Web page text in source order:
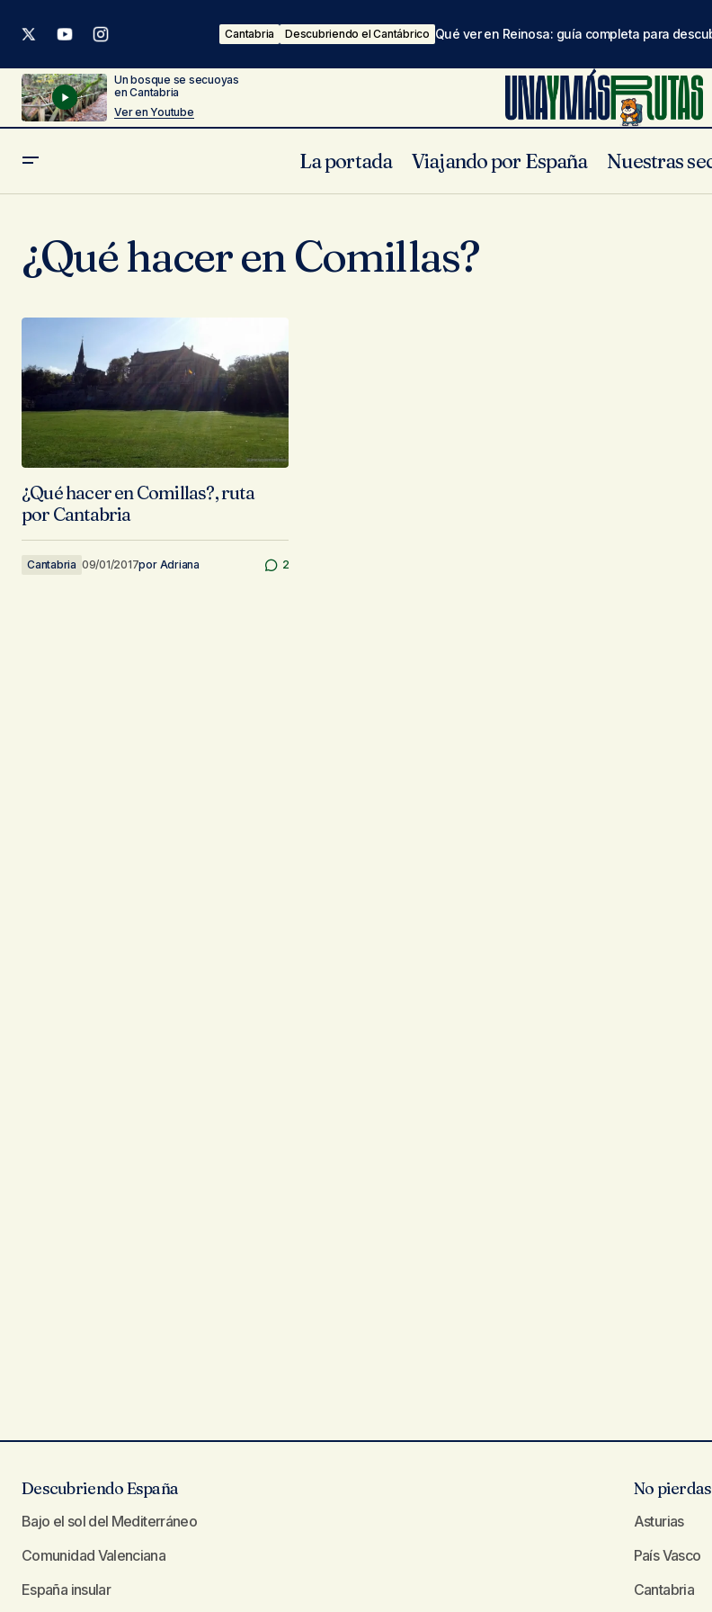
Cantabria Descubriendo el Cantábrico Qué ver en Reinosa: guía completa para
Un bosque se secuoyas
en Cantabria
Ver en Youtube
La portada Viajando por España Nuestras
¿Qué hacer en Comillas?
¿Qué hacer en Comillas?, ruta
por Cantabria
Cantabria 09/01/2017por Adriana 2
Descubriendo España
Bajo el sol del Mediterráneo
Comunidad Valenciana
España insular
No
Asturias
País Vasco
Cantabria